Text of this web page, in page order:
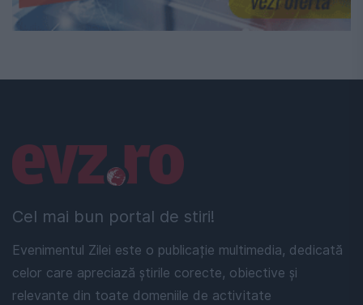
Cel mai bun portal de stiri!
Evenimentul Zilei este o publicație multimedia, dedicată
celor care apreciază știrile corecte, obiective și
relevante din toate domeniile de activitate
Linkuri utile